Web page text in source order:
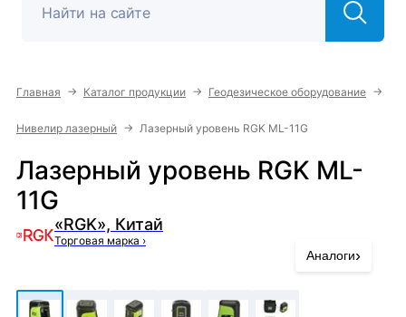
Главная → Каталог продукции → Геодезическое оборудование →
Нивелир лазерный → Лазерный уровень RGK ML-11G
Лазерный уровень RGK ML-
11G
«RGK», Китай
Торговая марка ›
Аналоги›